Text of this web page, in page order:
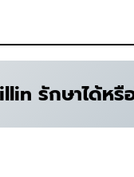
รักษาได้หรื